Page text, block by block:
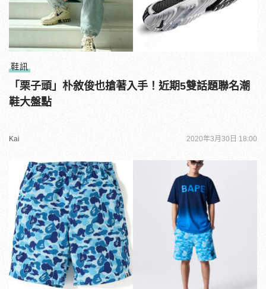
鞋訊
「栗子頭」朴敘俊也搶著入手！近期5雙話題聯名潮
鞋大盤點
Kai 2020年3月30日 18:00